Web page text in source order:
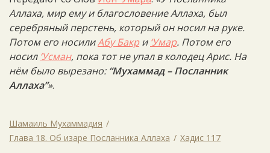
Аллаха, мир ему и благословение Аллаха, был
серебряный перстень, который он носил на руке.
Потом его носилиАбу Бакр и ‘Умар. Потом его
носил ‘Усман, пока тот не упал в колодец Арис. На
нём было вырезано: “Мухаммад – Посланник
Аллаха”».
Шамаиль Мухаммадия
Глава 18. Об изаре Посланника Аллаха
Хадис 117